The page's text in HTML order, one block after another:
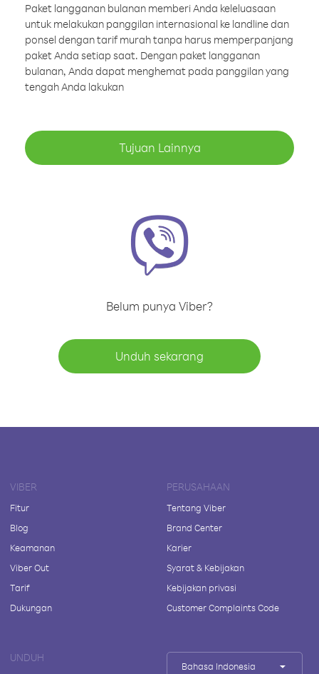
Paket langganan bulanan memberi Anda keleluasaan
untuk melakukan panggilan internasional ke landline dan
ponsel dengan tarif murah tanpa harus memperpanjang
paket Anda setiap saat. Dengan paket langganan
bulanan, Anda dapat menghemat pada panggilan yang
tengah Anda lakukan
Tujuan Lainnya
Belum punya Viber?
Unduh sekarang
VIBER
Fitur
Blog
Keamanan
Viber Out
Tarif
Dukungan
PERUSAHAAN
Tentang Viber
Brand Center
Karier
Syarat & Kebijakan
Kebijakan privasi
Customer Complaints Code
UNDUH
Bahasa Indonesia